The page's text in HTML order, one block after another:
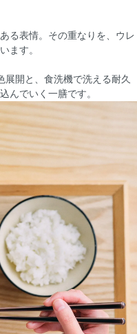
る表情。その重なりを、ウレ
ます。
展開と、食洗機で洗える耐久
んでいく一膳です。